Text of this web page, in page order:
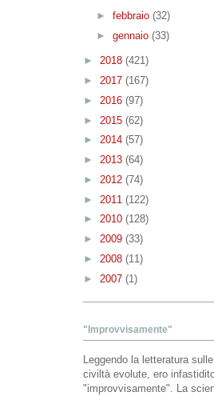
► febbraio (32)
► gennaio (33)
► 2018 (421)
► 2017 (167)
► 2016 (97)
► 2015 (62)
► 2014 (57)
► 2013 (64)
► 2012 (74)
► 2011 (122)
► 2010 (128)
► 2009 (33)
► 2008 (11)
► 2007 (1)
"Improvvisamente"
Leggendo la letteratura
civiltà evolute, ero
"improvvisamente". La